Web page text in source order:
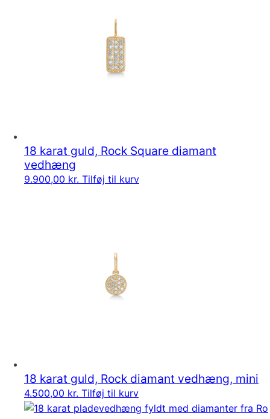
18 karat guld, Rock Square diamant
vedhæng
9.900,00 kr. Tilføj til kurv
18 karat guld, Rock diamant vedhæng, mini
4.500,00 kr. Tilføj til kurv